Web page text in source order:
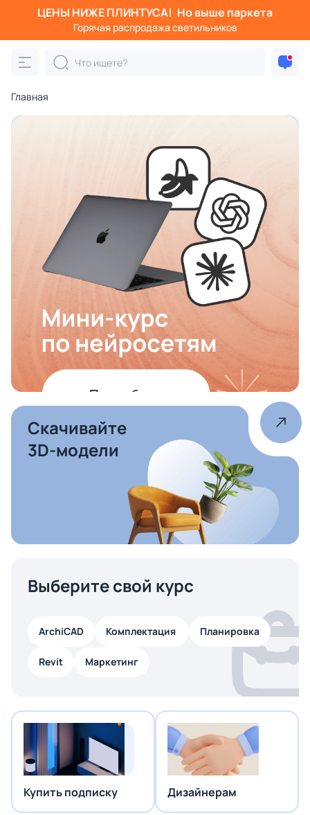
ЦЕНЫ НИЖЕ ПЛИНТУСА! Но выше паркета
Горячая распродажа светильников
Главная
Скачивайте
3D-модели
Выберите свой курс
ArchiCAD Комплектация Планировка
Revit Маркетинг
Купить подписку Дизайнерам